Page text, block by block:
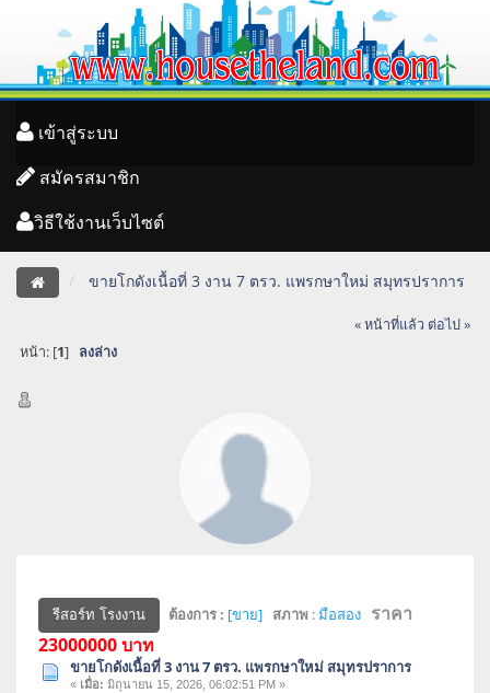
เข้าสู่ระบบ
สมัครสมาชิก
วิธีใช้งานเว็บไซต์
ขายโกดังเนื้อที่ 3 งาน 7 ตรว. แพรกษาใหม่ สมุทรปราการ
« หน้าที่แล้ว ต่อไป »
หน้า: [1] ลงล่าง
รีสอร์ท โรงงาน ต้องการ : [ขาย] สภาพ :มือสอง ราคา
23000000 บาท
ขายโกดังเนื้อที่ 3 งาน 7 ตรว. แพรกษาใหม่ สมุทรปราการ
« เมื่อ: มิถุนายน 15, 2026, 06:02:51 PM »